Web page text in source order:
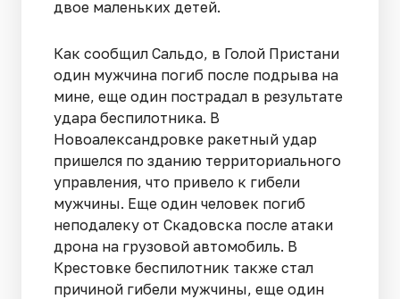
двое маленьких детей.
Как сообщил Сальдо, в Голой Пристани
один мужчина погиб после подрыва на
мине, еще один пострадал в результате
удара беспилотника. В
Новоалександровке ракетный удар
пришелся по зданию территориального
управления, что привело к гибели
мужчины. Еще один человек погиб
неподалеку от Скадовска после атаки
дрона на грузовой автомобиль. В
Крестовке беспилотник также стал
причиной гибели мужчины, еще один